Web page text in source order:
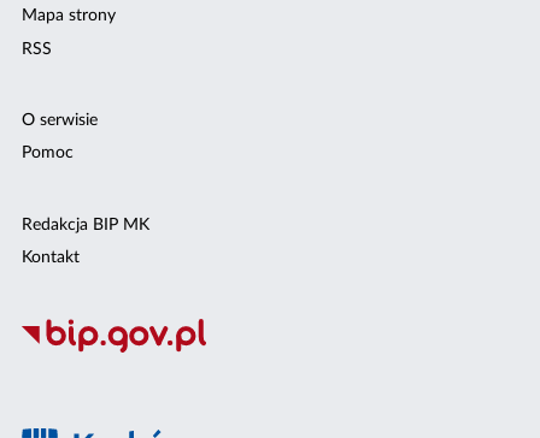
Mapa strony
RSS
O serwisie
Pomoc
Redakcja BIP MK
Kontakt